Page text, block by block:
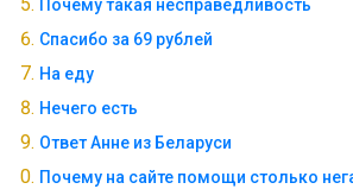
Почему такая несправедливость
Спасибо за 69 рублей
На еду
Нечего есть
Ответ Анне из Беларуси
Почему на сайте помощи столько